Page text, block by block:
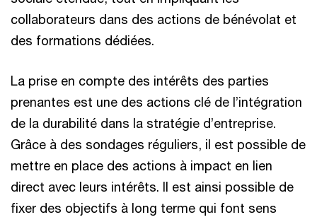
collaborateurs dans des actions de bénévolat et
des formations dédiées.
La prise en compte des intérêts des parties
prenantes est une des actions clé de l’intégration
de la durabilité dans la stratégie d’entreprise.
Grâce à des sondages réguliers, il est possible de
mettre en place des actions à impact en lien
direct avec leurs intérêts. Il est ainsi possible de
fixer des objectifs à long terme qui font sens